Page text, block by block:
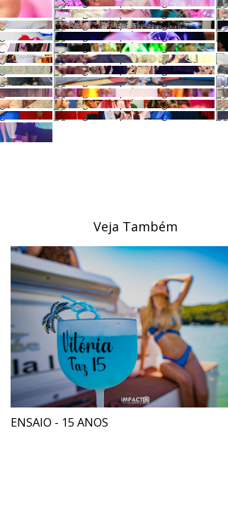
Veja Também
ENSAIO - 15 ANOS